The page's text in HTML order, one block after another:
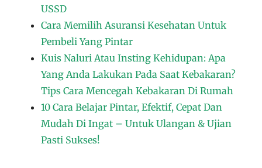
USSD
Cara Memilih Asuransi Kesehatan Untuk
Pembeli Yang Pintar
Kuis Naluri Atau Insting Kehidupan: Apa
Yang Anda Lakukan Pada Saat Kebakaran?
Tips Cara Mencegah Kebakaran Di Rumah
10 Cara Belajar Pintar, Efektif, Cepat Dan
Mudah Di Ingat – Untuk Ulangan & Ujian
Pasti Sukses!